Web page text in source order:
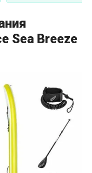
Sea Breeze